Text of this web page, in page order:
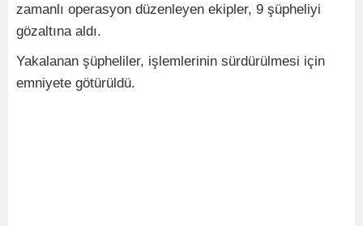
zamanlı operasyon düzenleyen ekipler, 9 şüpheliyi
gözaltına aldı.
Yakalanan şüpheliler, işlemlerinin sürdürülmesi için
emniyete götürüldü.